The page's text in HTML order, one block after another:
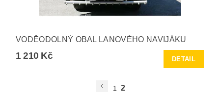
VODĚODOLNÝ OBAL LANOVÉHO NAVIJÁKU
1 210 Kč DETAIL
1 2